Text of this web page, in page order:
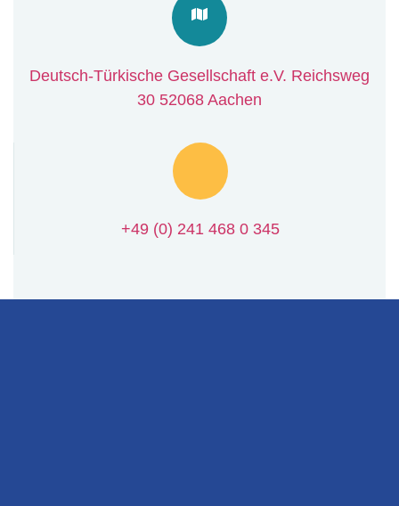
Deutsch-Türkische Gesellschaft e.V. Reichsweg
30 52068 Aachen
+49 (0) 241 468 0 345